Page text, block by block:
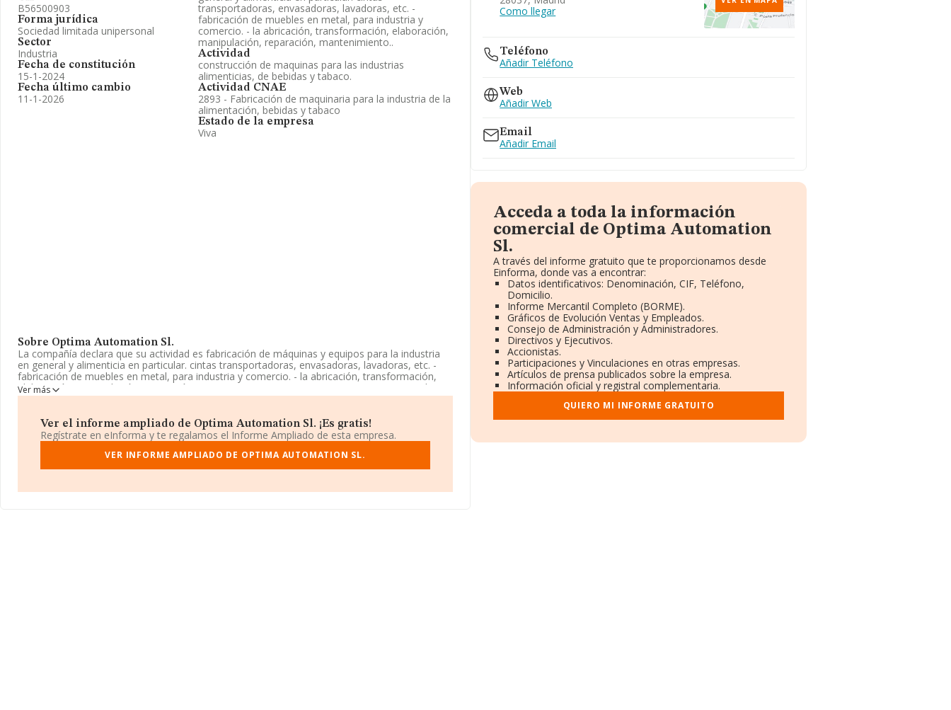
B56500903
Forma jurídica
Sociedad limitada unipersonal
Sector
Industria
Fecha de constitución
15-1-2024
Fecha último cambio
11-1-2026
transportadoras, envasadoras, lavadoras, etc. -
fabricación de muebles en metal, para industria y
comercio. - la abricación, transformación, elaboración,
manipulación, reparación, mantenimiento..
Actividad
construcción de maquinas para las industrias
alimenticias, de bebidas y tabaco.
Actividad CNAE
2893 - Fabricación de maquinaria para la industria de la
alimentación, bebidas y tabaco
Estado de la empresa
Viva
Sobre Optima Automation Sl.
La compañía declara que su actividad es fabricación de máquinas y equipos para la industria
en general y alimenticia en particular. cintas transportadoras, envasadoras, lavadoras, etc. -
fabricación de muebles en metal, para industria y comercio. - la abricación, transformación,
elaboración, manipulación, reparación, mantenimiento. La empresa aparece inscrita en el
Registro Mercantil como Sociedad Limitada. Clasifica su actividad CNAE como 'Fabricación de
no tiene actividad en mercados exteriores.
La compañíaOptima Automation S.L, con número de identificación fiscal B56500903, se
encuentra en Calle Miguel Yuste núm. 29 Plt 1,1, (28037), Madrid, Madrid.
la facturación asciende a 1.891 millones de euros y se estima que el promedio de la
Ver más
Ver el informe ampliado de Optima Automation Sl. ¡Es gratis!
Regístrate en eInforma y te regalamos el Informe Ampliado de esta empresa.
VER INFORME AMPLIADO DE OPTIMA AUTOMATION SL.
Como llegar
Teléfono
Añadir Teléfono
Web
Añadir Web
Email
Añadir Email
Acceda a toda la información
comercial de Optima Automation
Sl.
A través del informe gratuito que te proporcionamos desde
Einforma, donde vas a encontrar:
Datos identificativos: Denominación, CIF, Teléfono,
Domicilio.
Informe Mercantil Completo (BORME).
Gráficos de Evolución Ventas y Empleados.
Consejo de Administración y Administradores.
Directivos y Ejecutivos.
Accionistas.
Participaciones y Vinculaciones en otras empresas.
Artículos de prensa publicados sobre la empresa.
Información oficial y registral complementaria.
QUIERO MI INFORME GRATUITO